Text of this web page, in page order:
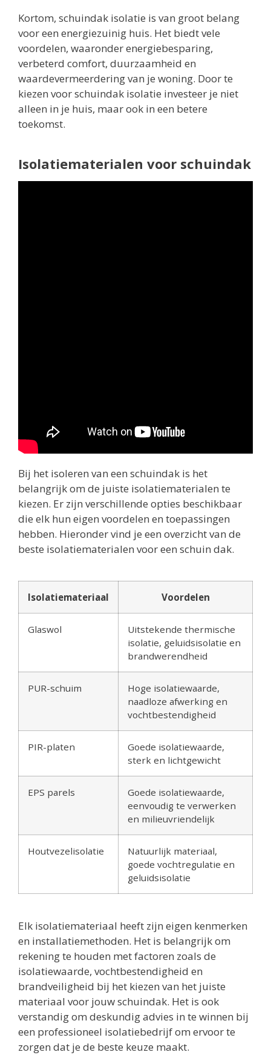
Kortom, schuindak isolatie is van groot belang
voor een energiezuinig huis. Het biedt vele
voordelen, waaronder energiebesparing,
verbeterd comfort, duurzaamheid en
waardevermeerdering van je woning. Door te
kiezen voor schuindak isolatie investeer je niet
alleen in je huis, maar ook in een betere
toekomst.
Isolatiematerialen voor schuindak
Bij het isoleren van een schuindak is het
belangrijk om de juiste isolatiematerialen te
kiezen. Er zijn verschillende opties beschikbaar
die elk hun eigen voordelen en toepassingen
hebben. Hieronder vind je een overzicht van de
beste isolatiematerialen voor een schuin dak.
Isolatiemateriaal Voordelen
Glaswol
Uitstekende thermische
isolatie, geluidsisolatie en
brandwerendheid
PUR-schuim
Hoge isolatiewaarde,
naadloze afwerking en
vochtbestendigheid
PIR-platen
Goede isolatiewaarde,
sterk en lichtgewicht
EPS parels
Goede isolatiewaarde,
eenvoudig te verwerken
en milieuvriendelijk
Houtvezelisolatie
Natuurlijk materiaal,
goede vochtregulatie en
geluidsisolatie
Elk isolatiemateriaal heeft zijn eigen kenmerken
en installatiemethoden. Het is belangrijk om
rekening te houden met factoren zoals de
isolatiewaarde, vochtbestendigheid en
brandveiligheid bij het kiezen van het juiste
materiaal voor jouw schuindak. Het is ook
verstandig om deskundig advies in te winnen bij
een professioneel isolatiebedrijf om ervoor te
zorgen dat je de beste keuze maakt.